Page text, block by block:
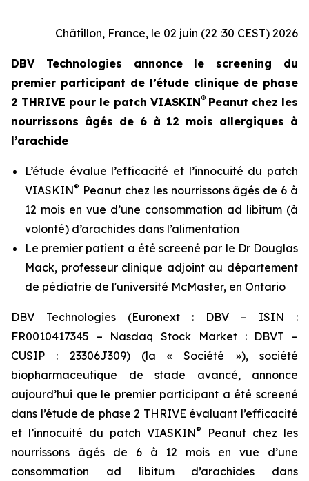
Châtillon, France, le 02 juin (22 :30 CEST) 2026
DBV Technologies annonce le screening du
premier participant de l’étude clinique de phase
2 THRIVE pour le patch VIASKIN® Peanut chez les
nourrissons âgés de 6 à 12 mois allergiques à
l’arachide
L’étude évalue l’efficacité et l’innocuité du patch
VIASKIN® Peanut chez les nourrissons âgés de 6 à
12 mois en vue d’une consommation ad libitum (à
volonté) d’arachides dans l’alimentation
Le premier patient a été screené par le Dr Douglas
Mack, professeur clinique adjoint au département
de pédiatrie de l'université McMaster, en Ontario
DBV Technologies (Euronext : DBV – ISIN :
FR0010417345 – Nasdaq Stock Market : DBVT –
CUSIP : 23306J309) (la « Société »), société
biopharmaceutique de stade avancé, annonce
aujourd’hui que le premier participant a été screené
dans l’étude de phase 2 THRIVE évaluant l’efficacité
et l’innocuité du patch VIASKIN®
Peanut chez les
nourrissons âgés de 6 à 12 mois en vue d’une
consommation ad libitum d’arachides dans